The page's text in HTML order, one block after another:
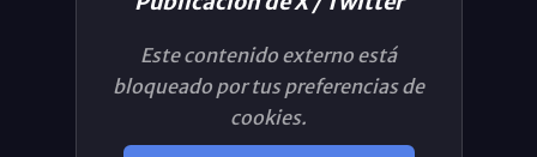
Este contenido externo está
bloqueado por tus preferencias de
cookies.